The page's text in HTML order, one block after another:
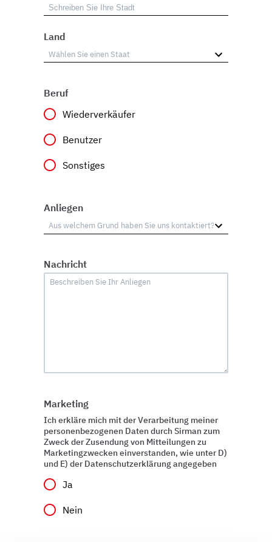
Land
Beruf
Wiederverkäufer
Benutzer
Sonstiges
Anliegen
Nachricht
Marketing
Ich erkläre mich mit der Verarbeitung meiner
personenbezogenen Daten durch Sirman zum
Zweck der Zusendung von Mitteilungen zu
Marketingzwecken einverstanden, wie unter D)
und E) der Datenschutzerklärung angegeben
Ja
Nein